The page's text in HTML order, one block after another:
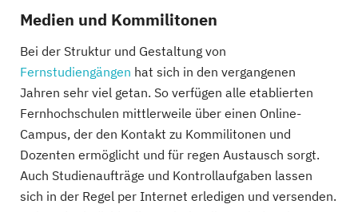
Medien und Kommilitonen
Bei der Struktur und Gestaltung von
Fernstudiengängen hat sich in den vergangenen
Jahren sehr viel getan. So verfügen alle etablierten
Fernhochschulen mittlerweile über einen Online-
Campus, der den Kontakt zu Kommilitonen und
Dozenten ermöglicht und für regen Austausch sorgt.
Auch Studienaufträge und Kontrollaufgaben lassen
sich in der Regel per Internet erledigen und versenden.